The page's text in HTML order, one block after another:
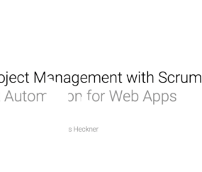
Video abspielen